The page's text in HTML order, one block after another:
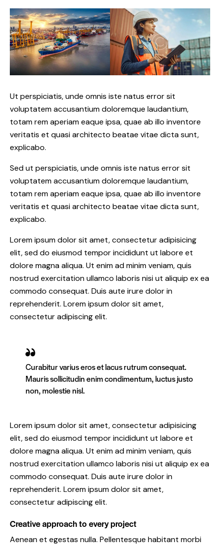
Ut perspiciatis, unde omnis iste natus error sit
voluptatem accusantium doloremque laudantium,
totam rem aperiam eaque ipsa, quae ab illo inventore
veritatis et quasi architecto beatae vitae dicta sunt,
explicabo.
Sed ut perspiciatis, unde omnis iste natus error sit
voluptatem accusantium doloremque laudantium,
totam rem aperiam eaque ipsa, quae ab illo inventore
veritatis et quasi architecto beatae vitae dicta sunt,
explicabo.
Lorem ipsum dolor sit amet, consectetur adipisicing
elit, sed do eiusmod tempor incididunt ut labore et
dolore magna aliqua. Ut enim ad minim veniam, quis
nostrud exercitation ullamco laboris nisi ut aliquip ex ea
commodo consequat. Duis aute irure dolor in
reprehenderit. Lorem ipsum dolor sit amet,
consectetur adipiscing elit.
Curabitur varius eros et lacus rutrum consequat.
Mauris sollicitudin enim condimentum, luctus justo
non, molestie nisl.
Lorem ipsum dolor sit amet, consectetur adipisicing
elit, sed do eiusmod tempor incididunt ut labore et
dolore magna aliqua. Ut enim ad minim veniam, quis
nostrud exercitation ullamco laboris nisi ut aliquip ex ea
commodo consequat. Duis aute irure dolor in
reprehenderit. Lorem ipsum dolor sit amet,
consectetur adipiscing elit.
Creative approach to every project
Aenean et egestas nulla. Pellentesque habitant morbi